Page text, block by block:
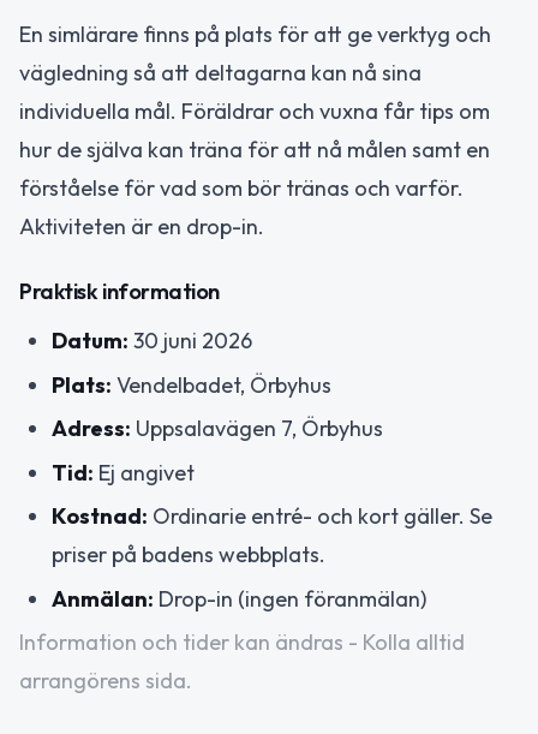
En simlärare finns på plats för att ge verktyg och
vägledning så att deltagarna kan nå sina
individuella mål. Föräldrar och vuxna får tips om
hur de själva kan träna för att nå målen samt en
förståelse för vad som bör tränas och varför.
Aktiviteten är en drop-in.
Praktisk information
Datum: 30 juni 2026
Plats: Vendelbadet, Örbyhus
Adress: Uppsalavägen 7, Örbyhus
Tid: Ej angivet
Kostnad: Ordinarie entré- och kort gäller. Se
priser på badens webbplats.
Anmälan: Drop-in (ingen föranmälan)
Information och tider kan ändras - Kolla alltid
arrangörens sida.